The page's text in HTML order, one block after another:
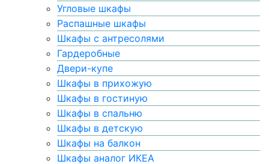
Угловые шкафы
Распашные шкафы
Шкафы с антресолями
Гардеробные
Двери-купе
Шкафы в прихожую
Шкафы в гостиную
Шкафы в спальню
Шкафы в детскую
Шкафы на балкон
Шкафы аналог ИКЕА